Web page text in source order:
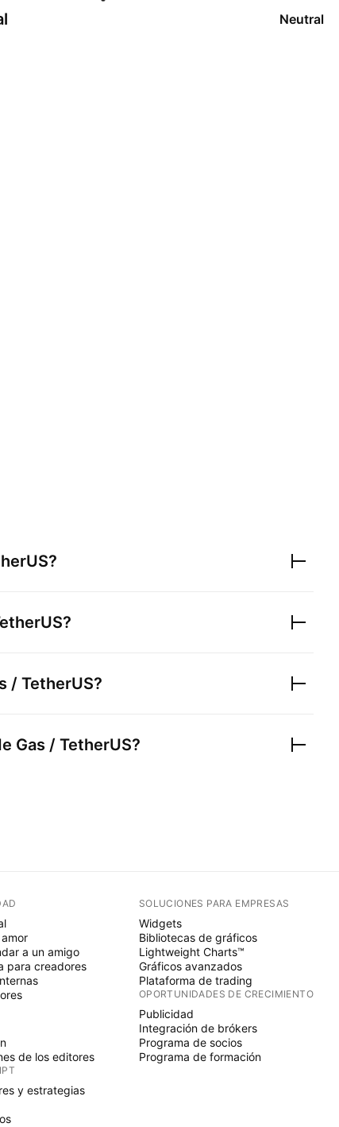
Neutral
?
?
/ TetherUS?
Gas / TetherUS?
a un amigo
para creadores
de los editores
y estrategias
SOLUCIONES PARA EMPRESAS
Widgets
Bibliotecas de gráficos
Lightweight Charts™
Gráficos avanzados
Plataforma de trading
OPORTUNIDADES DE CRECIMIENTO
Publicidad
Integración de brókers
Programa de socios
Programa de formación